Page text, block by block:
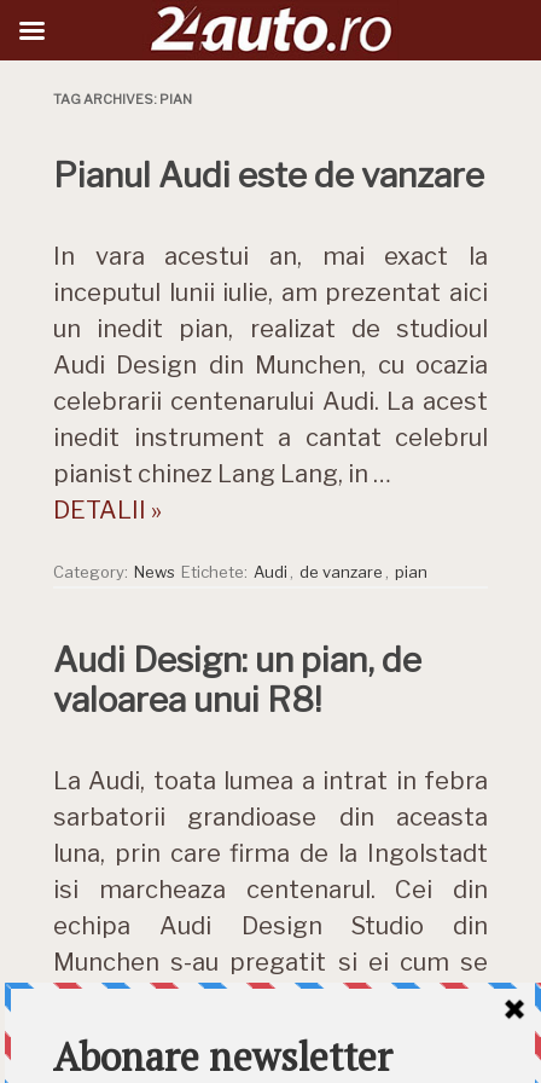
TAG ARCHIVES: PIAN
Pianul Audi este de vanzare
In vara acestui an, mai exact la
inceputul lunii iulie, am prezentat aici
un inedit pian, realizat de studioul
Audi Design din Munchen, cu ocazia
celebrarii centenarului Audi. La acest
inedit instrument a cantat celebrul
pianist chinez Lang Lang, in …
DETALII »
Category: News Etichete: Audi de vanzare pian
Audi Design: un pian, de
valoarea unui R8!
La Audi, toata lumea a intrat in febra
sarbatorii grandioase din aceasta
luna, prin care firma de la Ingolstadt
isi marcheaza centenarul. Cei din
echipa Audi Design Studio din
Munchen s-au pregatit si ei cum se
cuvine pentru marele eveniment, …
DETALII »